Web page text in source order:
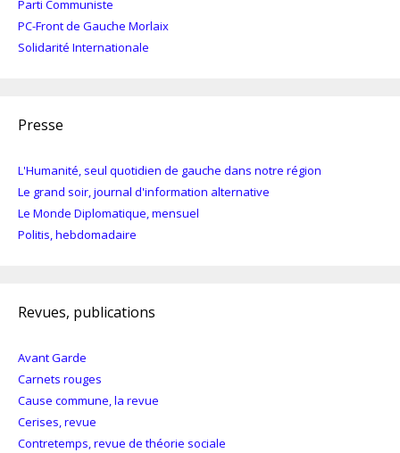
Parti Communiste
PC-Front de Gauche Morlaix
Solidarité Internationale
Presse
L'Humanité, seul quotidien de gauche dans notre région
Le grand soir, journal d'information alternative
Le Monde Diplomatique, mensuel
Politis, hebdomadaire
Revues, publications
Avant Garde
Carnets rouges
Cause commune, la revue
Cerises, revue
Contretemps, revue de théorie sociale